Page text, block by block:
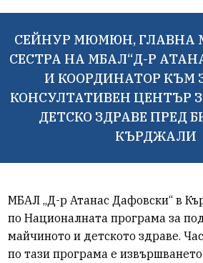
СЕЙНУР МЮМЮН, ГЛАВНА
СЕСТРА НА МБАЛ“Д-Р
И КООРДИНАТОР КЪМ
КОНСУЛТАТИВЕН ЦЕНТЪР
ДЕТСКО ЗДРАВЕ ПРЕД
КЪРДЖАЛИ
МБАЛ „Д-р Атанас Дафовски“ в
по Националната програма за
майчиното и детското здраве.
по тази програма е